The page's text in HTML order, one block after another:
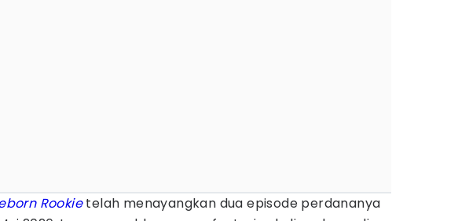
Rookie telah menayangkan dua episode perdananya